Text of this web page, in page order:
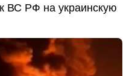
ВС РФ на украинскую